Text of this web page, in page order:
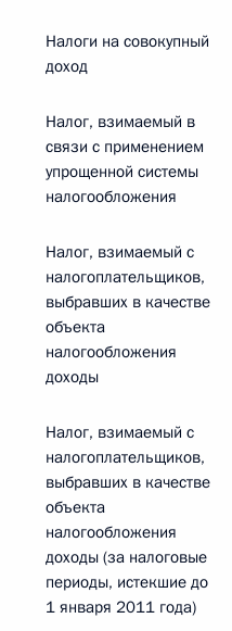
Налоги на совокупный
доход
Налог, взимаемый в
связи с применением
упрощенной системы
налогообложения
Налог, взимаемый с
налогоплательщиков,
выбравших в качестве
объекта
налогообложения
доходы
Налог, взимаемый с
налогоплательщиков,
выбравших в качестве
объекта
налогообложения
доходы (за налоговые
периоды, истекшие до
1 января 2011 года)